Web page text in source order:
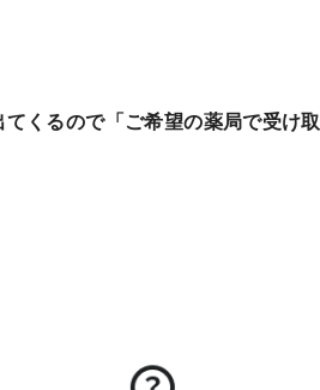
くるので「ご希望の薬局で受け取